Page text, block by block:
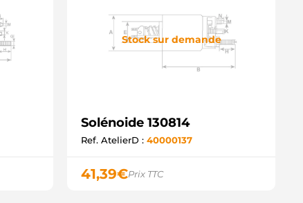
Stock sur demande
Solénoide 130814
Ref. AtelierD : 40000137
41,39€Prix TTC